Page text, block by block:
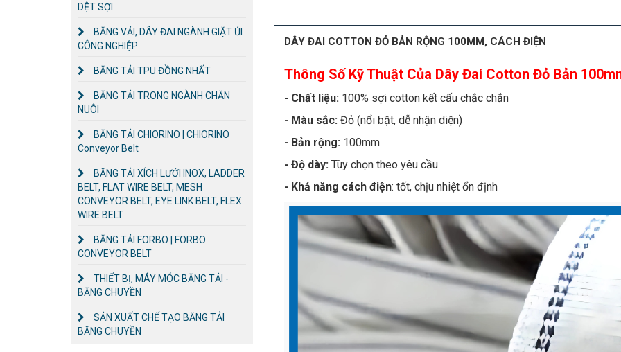
DỆT SỢI.
BĂNG VẢI, DÂY ĐAI NGÀNH GIẶT ỦI
CÔNG NGHIỆP
BĂNG TẢI TPU ĐỒNG NHẤT
BĂNG TẢI TRONG NGÀNH CHĂN
NUÔI
BĂNG TẢI CHIORINO | CHIORINO
Conveyor Belt
BĂNG TẢI XÍCH LƯỚI INOX, LADDER
BELT, FLAT WIRE BELT, MESH
CONVEYOR BELT, EYE LINK BELT, FLEX
WIRE BELT
BĂNG TẢI FORBO | FORBO
CONVEYOR BELT
THIẾT BỊ, MÁY MÓC BĂNG TẢI -
BĂNG CHUYỀN
SẢN XUẤT CHẾ TẠO BĂNG TẢI
BĂNG CHUYỀN
DÂY ĐAI COTTON ĐỎ BẢN RỘNG 100MM, CÁCH ĐIỆN
Thông Số Kỹ Thuật Của Dây Đai Cotton Đỏ Bản
- Chất liệu:100% sợi cotton kết cấu chắc chắn
- Màu sắc: Đỏ (nổi bật, dễ nhận diện)
- Bản rộng:100mm
- Độ dày:Tùy chọn theo yêu cầu
- Khả năng cách điện: tốt, chịu nhiệt ổn định